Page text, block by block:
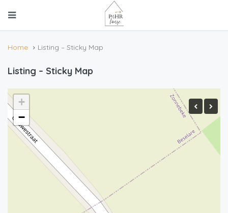
Home Listing – Sticky Map
Listing – Sticky Map
+
−